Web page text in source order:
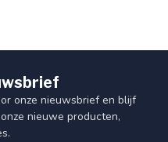
onze nieuwsbrief en blijf
nieuwe producten,